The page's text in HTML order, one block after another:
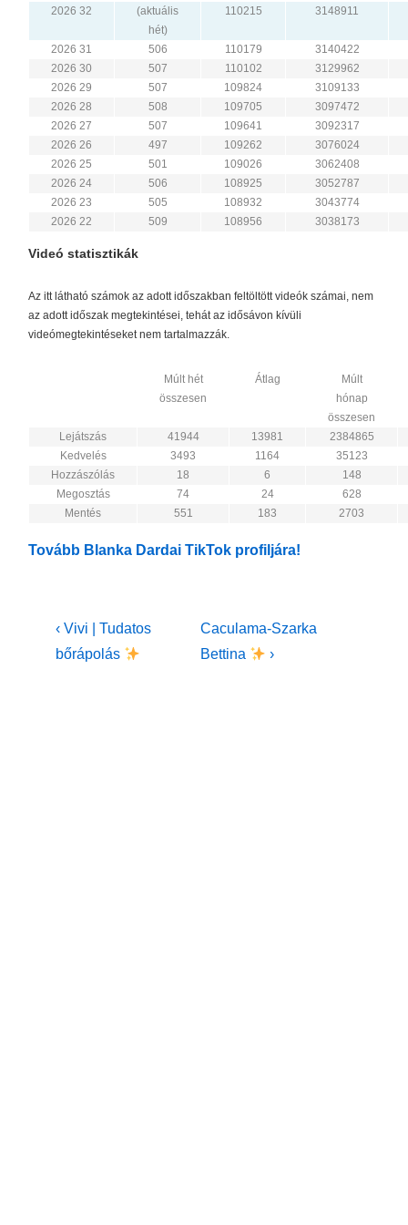
2026 32
(aktuális
hét)
110215 3148911
2026 31 506 110179
3140422
2026 30
507 110102
3129962
2026 29
507 109824
3109133
2026 28
508 109705
3097472
2026 27
507 109641
3092317
2026 26
497 109262
3076024
2026 25
501 109026
3062408
2026 24
506 108925
3052787
2026 23
505 108932
3043774
2026 22
509 108956 3038173
Videó statisztikák
Az itt látható számok az adott időszakban feltöltött videók számai, nem
az adott időszak megtekintései, tehát az idősávon kívüli
videómegtekintéseket nem tartalmazzák.
Múlt hét
összesen
Átlag
Múlt
hónap
összesen
Lejátszás
41944 13981
2384865
Kedvelés
3493 1164
35123
Hozzászólás
18 6
148
Megosztás
74 24
628
Mentés
551 183 2703
Tovább Blanka Dardai TikTok profiljára!
Bejegyzés
navigáció
Previous
Post
‹ Vivi | Tudatos
bőrápolás
Next
Post
Caculama-Szarka
Bettina
›